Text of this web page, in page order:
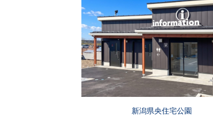
新潟県央住宅公園